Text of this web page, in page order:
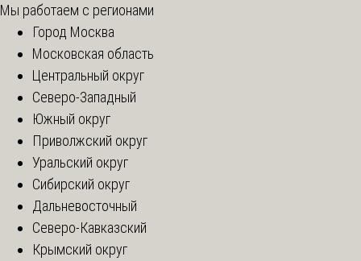
Мы работаем с регионами
Город Москва
Московская область
Центральный округ
Северо-Западный
Южный округ
Приволжский округ
Уральский округ
Сибирский округ
Дальневосточный
Северо-Кавказский
Крымский округ